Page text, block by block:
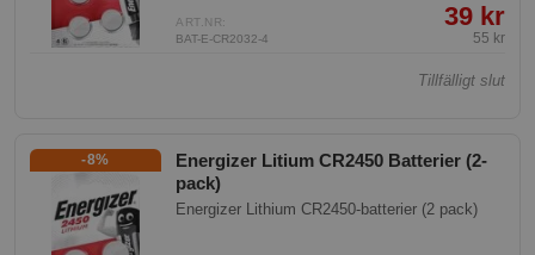
ART.NR:
BAT-E-CR2032-4
39 kr
55 kr
Tillfälligt slut
Energizer Litium CR2450 Batterier (2-
pack)
-8%
Energizer Lithium CR2450-batterier (2 pack)